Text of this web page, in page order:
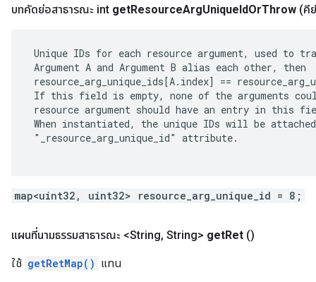
บทคัดย่อสาธารณะ int getResourceArgUniqueIdOrThrow (คี
Unique IDs for each resource argument, used to
Argument A and Argument B alias each other, then
resource_arg_unique_ids[A.index] ==
If this field is empty, none of the arguments
resource argument should have an entry in this
When instantiated, the unique IDs will be
"_resource_arg_unique_id" attribute.
map<uint32, uint32> resource_arg_unique_id = 8;
แผนที่นามธรรมสาธารณะ <String, String> getRet ()
ใช้ getRetMap() แทน